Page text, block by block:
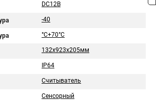
DC12В
-40
°C+70°C
132х923х205мм
IP64
Считыватель
Сенсорный